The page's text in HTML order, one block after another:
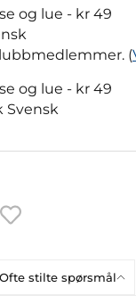
og lue - kr 49
(
og lue - kr 49
Svensk
Ofte stilte spørsmål